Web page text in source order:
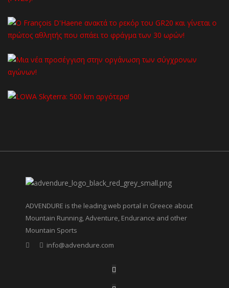
ADVENDURE is the leading web portal in Greece about
Mountain Running, Adventure, Endurance and other
Mountain Sports
info@advendure.com